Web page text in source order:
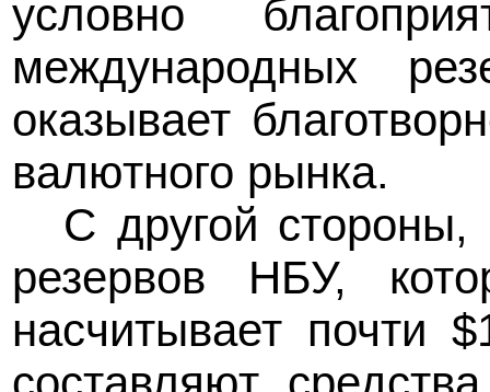
условно
международных
оказывает
валютного рынка.
С другой
резервов НБУ,
насчитывает почти